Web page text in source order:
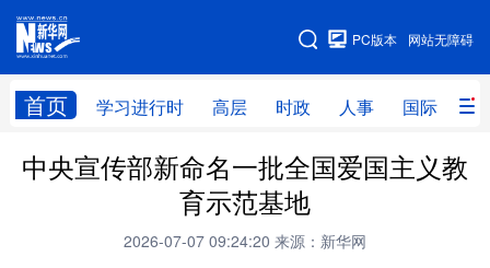
网站无障碍
PC版本
首页 学习进行时 高层 时政 人事 国际 财
网站地图
学习进行时 高层 时政 人事
财经 网评
全球连线
中央宣传部新命名一批全国爱国主义教
育示范基地
2026-07-07 09:24:20 来源：新华网